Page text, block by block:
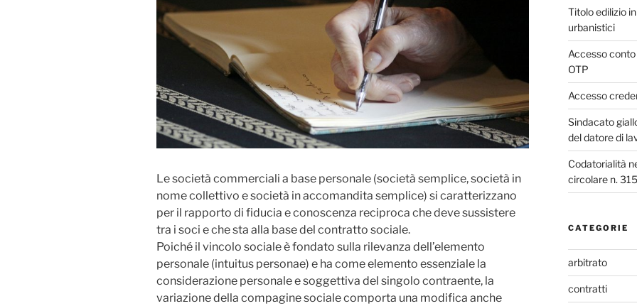
Le società commerciali a base personale (società semplice, società in
nome collettivo e società in accomandita semplice) si caratterizzano
per il rapporto di fiducia e conoscenza reciproca che deve sussistere
tra i soci e che sta alla base del contratto sociale.
Poiché il vincolo sociale è fondato sulla rilevanza dell’elemento
personale (intuitus personae) e ha come elemento essenziale la
considerazione personale e soggettiva del singolo contraente, la
variazione della compagine sociale comporta una modifica anche
Titolo edilizio
urbanistici
Accesso
OTP
Accesso
Sindacato
del datore di
Codatorialità
circolare n.
CATEGORIE
arbitrato
contratti